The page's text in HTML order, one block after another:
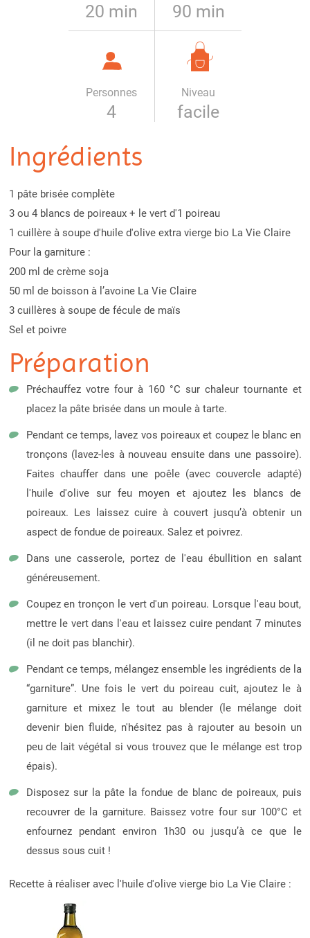
20 min 90 min
Personnes
4
Niveau
facile
Ingrédients
1 pâte brisée complète
3 ou 4 blancs de poireaux + le vert d'1 poireau
1 cuillère à soupe d'huile d'olive extra vierge bio La Vie Claire
Pour la garniture :
200 ml de crème soja
50 ml de boisson à l’avoine La Vie Claire
3 cuillères à soupe de fécule de maïs
Sel et poivre
Préparation
Préchauffez votre four à 160 °C sur chaleur tournante et
placez la pâte brisée dans un moule à tarte.
Pendant ce temps, lavez vos poireaux et coupez le blanc en
tronçons (lavez-les à nouveau ensuite dans une passoire).
Faites chauffer dans une poêle (avec couvercle adapté)
l'huile d'olive sur feu moyen et ajoutez les blancs de
poireaux. Les laissez cuire à couvert jusqu’à obtenir un
aspect de fondue de poireaux. Salez et poivrez.
Dans une casserole, portez de l'eau ébullition en salant
généreusement.
Coupez en tronçon le vert d'un poireau. Lorsque l'eau bout,
mettre le vert dans l'eau et laissez cuire pendant 7 minutes
(il ne doit pas blanchir).
Pendant ce temps, mélangez ensemble les ingrédients de la
“garniture”. Une fois le vert du poireau cuit, ajoutez le à
garniture et mixez le tout au blender (le mélange doit
devenir bien fluide, n'hésitez pas à rajouter au besoin un
peu de lait végétal si vous trouvez que le mélange est trop
épais).
Disposez sur la pâte la fondue de blanc de poireaux, puis
recouvrer de la garniture. Baissez votre four sur 100°C et
enfournez pendant environ 1h30 ou jusqu’à ce que le
dessus sous cuit !
Recette à réaliser avec l'huile d'olive vierge bio La Vie Claire :